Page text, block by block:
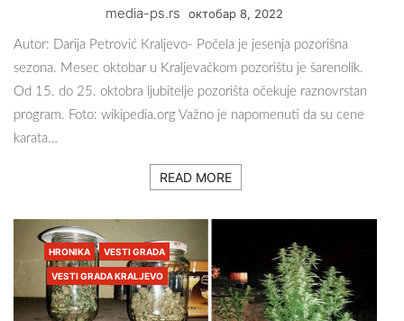
media-ps.rs октобар 8, 2022
Autor: Darija Petrović Кraljevo- Počela je jesenja pozorišna
sezona. Mesec oktobar u Kraljevačkom pozorištu je šarenolik.
Od 15. do 25. oktobra ljubitelje pozorišta očekuje raznovrstan
program. Foto: wikipedia.org Važno je napomenuti da su cene
karata…
READ MORE
HRONIKA VESTI GRADA
VESTI GRADA KRALJEVO